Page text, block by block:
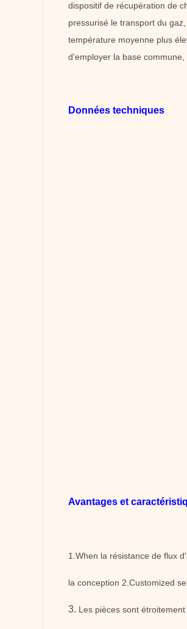
dispositif de récupération de
pressurisé le transport du
température moyenne plus
d'employer la base
Données techniques
Avantages et
1.When la résistance de flux
la conception 2.Customized
3. Les pièces sont